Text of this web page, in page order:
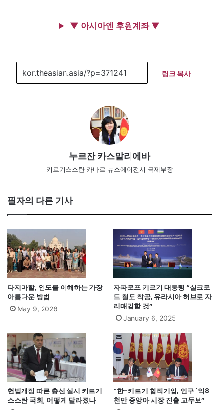
▼ 아시아엔 후원계좌 ▼
링크 복사
누르잔 카스말리에바
키르기스스탄 카바르 뉴스에이전시 국제부장
필자의 다른 기사
타지마할, 인도를 이해하는 가장
아름다운 방법
May 9, 2026
자파로프 키르기 대통령 “실크로
드 철도 착공, 유라시아 허브로 자
리매김할 것”
January 6, 2025
헌법개정 따른 총선 실시 키르기
스스탄 국회, 어떻게 달라졌나
“한-키르기 합작기업, 인구 1억8
천만 중앙아 시장 진출 교두보”